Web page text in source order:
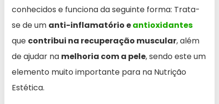
conhecidos e funciona da seguinte forma: Trata-
se de um anti-inflamatório eantioxidantes
que contribui na recuperação muscular, além
de ajudar na melhoria com a pele, sendo este um
elemento muito importante para na Nutrição
Estética.